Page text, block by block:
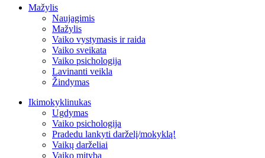
Mažylis
Naujagimis
Mažylis
Vaiko vystymasis ir raida
Vaiko sveikata
Vaiko psichologija
Lavinanti veikla
Žindymas
Ikimokyklinukas
Ugdymas
Vaiko psichologija
Pradedu lankyti darželį/mokyklą!
Vaikų darželiai
Vaiko mityba